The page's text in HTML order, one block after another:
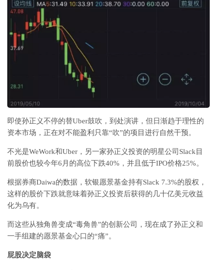
即使孙正义不停的替Uber鼓吹，到处演讲，但日渐趋于理性的
资本市场，正在对不能盈利只靠“吹”的项目进行自然干预。
不光是WeWork和Uber，另一家孙正义投资的明星公司Slack目
前股价也较今年6月的高位下跌40%，并且低于IPO价格25%。
根据券商Daiwa的数据，软银愿景基金持有Slack 7.3%的股权，
这样的股价下跌就意味着孙正义投资后获得的几十亿美元收益
化为乌有。
而这些从独角兽变成“毒角兽”的创新公司，现在成了孙正义和
一手组建的愿景基金心口的“痛”。
屁股决定脑袋